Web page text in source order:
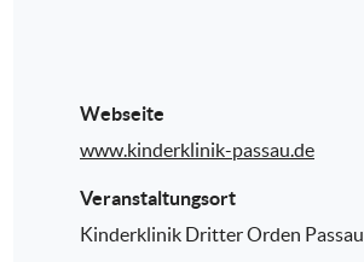
Webseite
www.kinderklinik-passau.de
Veranstaltungsort
Kinderklinik Dritter Orden Passau